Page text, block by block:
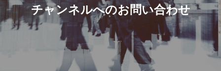
チャンネルへのお問い合わせ